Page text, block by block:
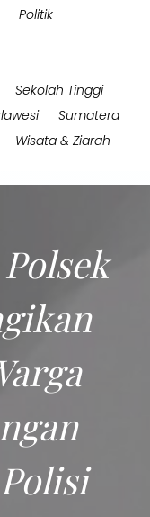
Politik
Sekolah Tinggi
Sumatera
Wisata & Ziarah